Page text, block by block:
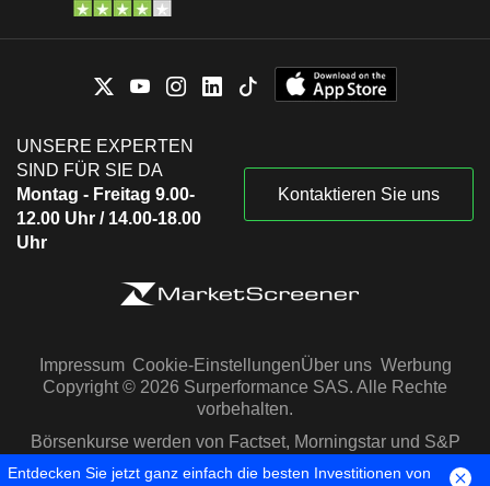
UNSERE EXPERTEN
SIND FÜR SIE DA
Montag - Freitag 9.00-
12.00 Uhr / 14.00-18.00
Uhr
Kontaktieren Sie uns
Impressum Cookie-EinstellungenÜber uns Werbung
Copyright © 2026 Surperformance SAS. Alle Rechte
vorbehalten.
Börsenkurse werden von Factset, Morningstar und S&P
Capital IQ zur Verfügung gestellt
Entdecken Sie jetzt ganz einfach die besten Investitionen von